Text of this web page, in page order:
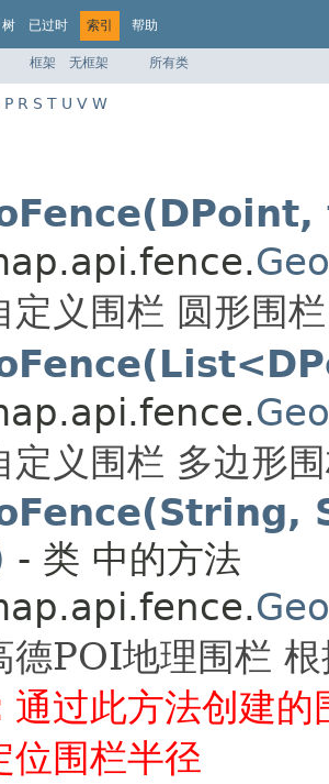
树 已过时 索引 帮助
框架 无框架 所有类
P R S T U V W
定义围栏 圆形围栏
定义围栏 多边形
- 类 中的方法
德POI地理围栏
通过此方法创建
位围栏半径